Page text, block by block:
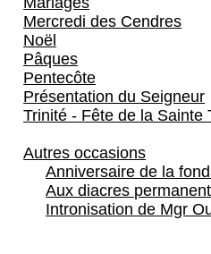
Mercredi des Cendres
Noël
Pâques
Pentecôte
Présentation du Seigneur
Trinité - Fête de la Sainte
Autres occasions
Anniversaire de la
Aux diacres
Intronisation de Mgr